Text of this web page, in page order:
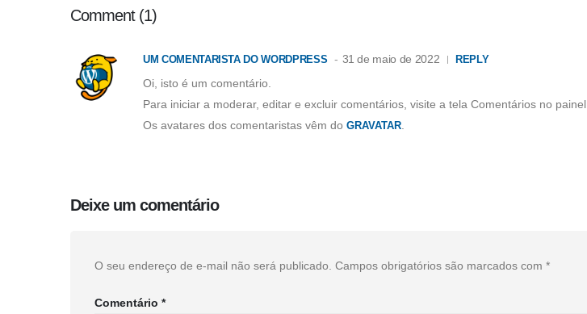
Comment (1)
UM COMENTARISTA DO WORDPRESS 31 de maio de 2022 REPLY
Oi, isto é um comentário.
Para iniciar a moderar, editar e excluir comentários, visite a tela Comentários no painel.
Os avatares dos comentaristas vêm do GRAVATAR
Deixe um comentário
O seu endereço de e-mail não será publicado. Campos obrigatórios são marcados com *
Comentário *